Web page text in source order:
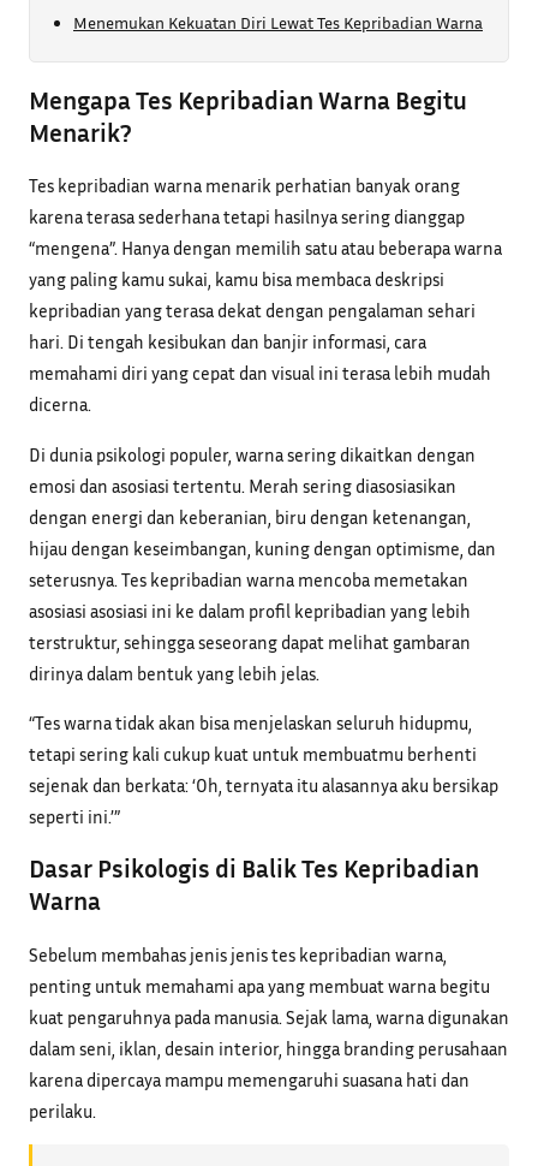
Menemukan Kekuatan Diri Lewat Tes Kepribadian Warna
Mengapa Tes Kepribadian Warna Begitu
Menarik?
Tes kepribadian warna menarik perhatian banyak orang
karena terasa sederhana tetapi hasilnya sering dianggap
“mengena”. Hanya dengan memilih satu atau beberapa warna
yang paling kamu sukai, kamu bisa membaca deskripsi
kepribadian yang terasa dekat dengan pengalaman sehari
hari. Di tengah kesibukan dan banjir informasi, cara
memahami diri yang cepat dan visual ini terasa lebih mudah
dicerna.
Di dunia psikologi populer, warna sering dikaitkan dengan
emosi dan asosiasi tertentu. Merah sering diasosiasikan
dengan energi dan keberanian, biru dengan ketenangan,
hijau dengan keseimbangan, kuning dengan optimisme, dan
seterusnya. Tes kepribadian warna mencoba memetakan
asosiasi asosiasi ini ke dalam profil kepribadian yang lebih
terstruktur, sehingga seseorang dapat melihat gambaran
dirinya dalam bentuk yang lebih jelas.
“Tes warna tidak akan bisa menjelaskan seluruh hidupmu,
tetapi sering kali cukup kuat untuk membuatmu berhenti
sejenak dan berkata: ‘Oh, ternyata itu alasannya aku bersikap
seperti ini.’”
Dasar Psikologis di Balik Tes Kepribadian
Warna
Sebelum membahas jenis jenis tes kepribadian warna,
penting untuk memahami apa yang membuat warna begitu
kuat pengaruhnya pada manusia. Sejak lama, warna digunakan
dalam seni, iklan, desain interior, hingga branding perusahaan
karena dipercaya mampu memengaruhi suasana hati dan
perilaku.